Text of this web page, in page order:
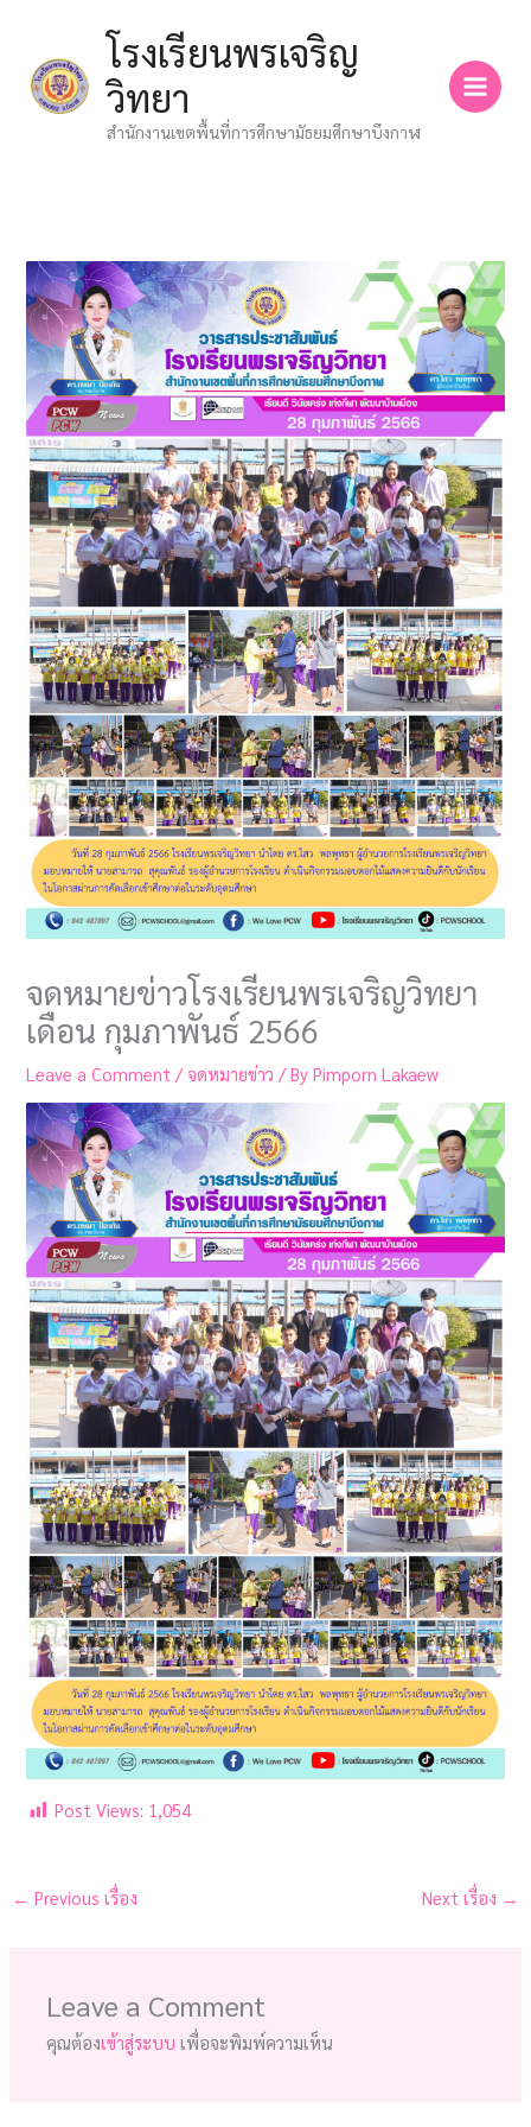
content
โรงเรียนพรเจริญ
วิทยา
สำนักงานเขตพื้นที่การศึกษามัธยมศึกษาบึงกาฬ
จดหมายข่าวโรงเรียนพรเจริญวิทยา
เดือน กุมภาพันธ์ 2566
Leave a Comment / จดหมายข่าว / ByPimporn Lakaew
Post Views: 1,054
← Previous เรื่อง Next เรื่อง →
Leave a Comment
คุณต้องเข้าสู่ระบบ เพื่อจะพิมพ์ความเห็น